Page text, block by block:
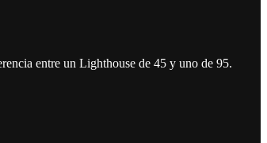
entre un Lighthouse de 45 y uno de 95.